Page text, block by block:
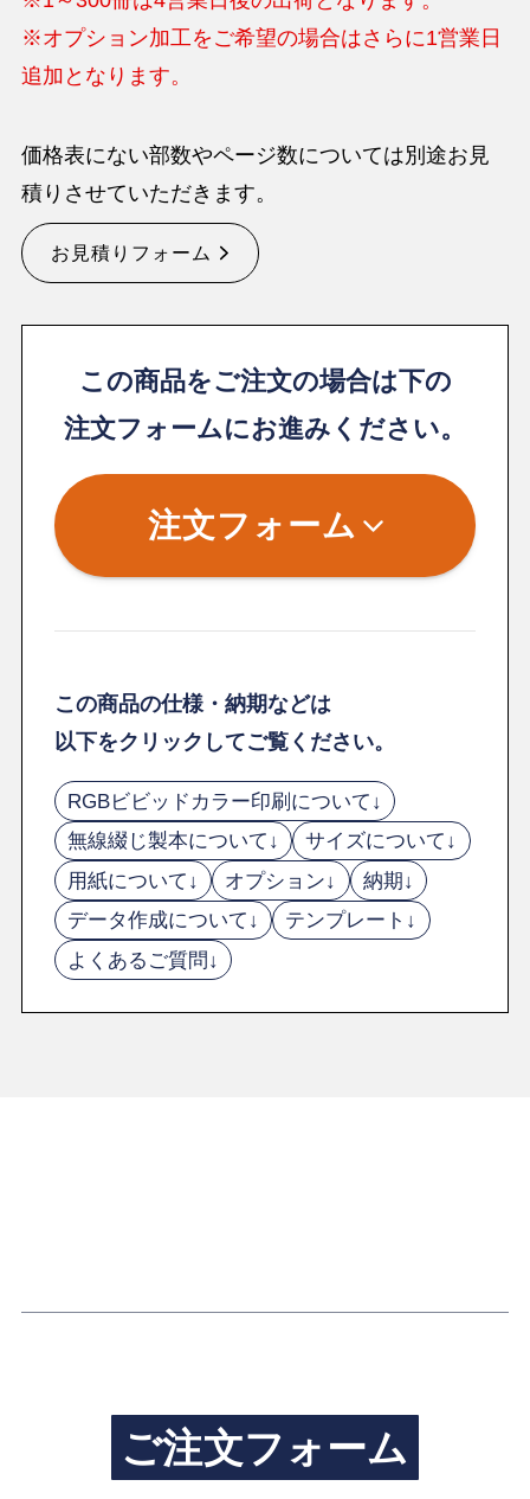
※オプション加工をご希望の場合はさらに1営業日
追加となります。
価格表にない部数やページ数については別途お見
積りさせていただきます。
お見積りフォーム
この商品をご注文の場合は下の
注文フォームにお進みください。
注文フォーム
この商品の仕様・納期などは
以下をクリックしてご覧ください。
RGBビビッドカラー印刷について↓
無線綴じ製本について↓
サイズについて↓
用紙について↓
オプション↓
納期↓
データ作成について↓
テンプレート↓
よくあるご質問↓
ご注文フォーム